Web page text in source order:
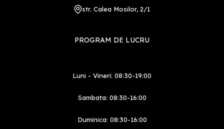
str. Calea Mosilor, 2/1
PROGRAM DE LUCRU
Luni - Vineri: 08:30-19:00
Sambata: 08:30-16:00
Duminica: 08:30-16:00